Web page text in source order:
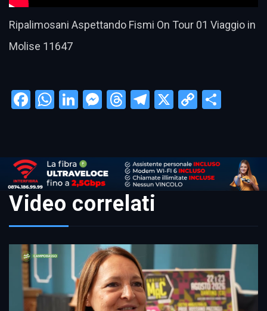
Ripalimosani Aspettando Fismi On Tour 01 Viaggio in
Molise 11647
Facebook
WhatsApp
LinkedIn
Messenger
Threads
Telegram
X
Copy
Video correlati